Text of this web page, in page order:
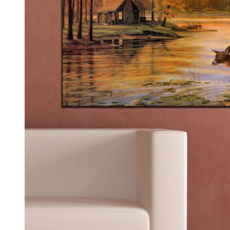
Kinderen & Babykamer 48 Fotografie
Alle afdrukken op canvas bekijken